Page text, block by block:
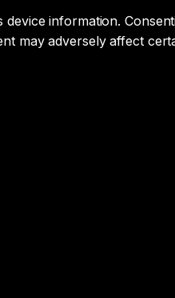
information.
may adversely affect